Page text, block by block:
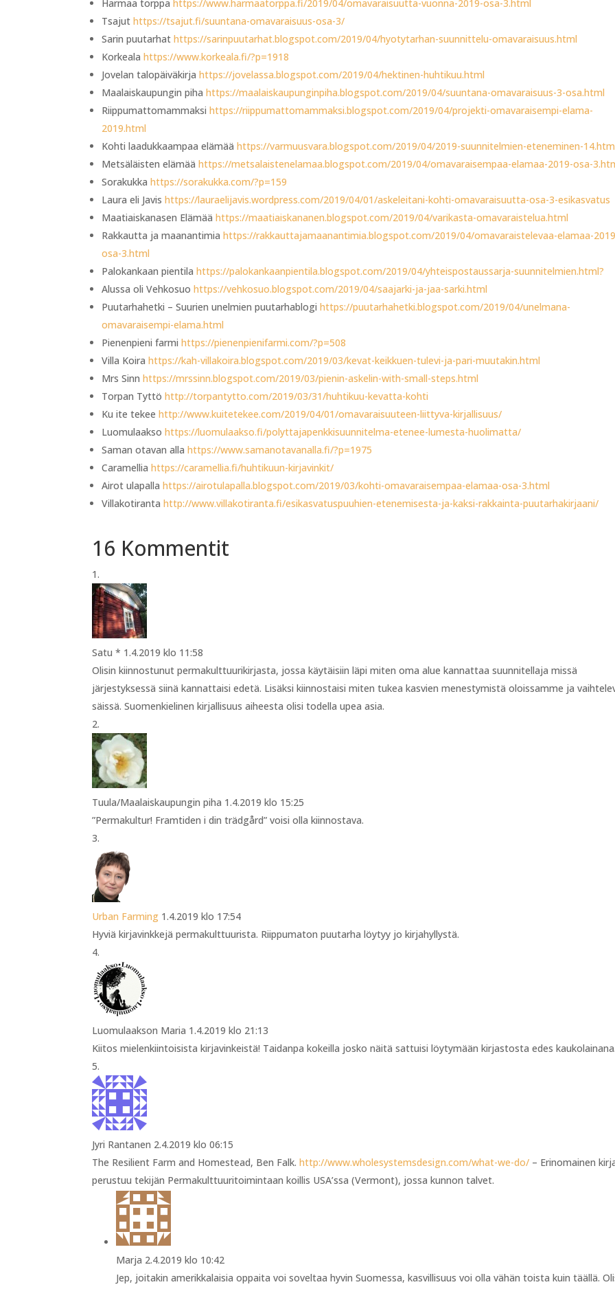
Harmaa torppahttps://www.harmaatorppa.fi/2019/04/omavaraisuutta-vuonna-2019-osa-3.html
Tsajuthttps://tsajut.fi/suuntana-omavaraisuus-osa-3/
Sarin puutarhathttps://sarinpuutarhat.blogspot.com/2019/04/hyotytarhan-suunnittelu-omavaraisuus.html
Korkealahttps://www.korkeala.fi/?p=1918
Jovelan talopäiväkirjahttps://jovelassa.blogspot.com/2019/04/hektinen-huhtikuu.html
Maalaiskaupungin pihahttps://maalaiskaupunginpiha.blogspot.com/2019/04/suuntana-omavaraisuus-3-osa.html
Riippumattomammaksihttps://riippumattomammaksi.blogspot.com/2019/04/projekti-omavaraisempi-elama-
2019.html
Kohti laadukkaampaa elämäähttps://varmuusvara.blogspot.com/2019/04/2019-suunnitelmien-eteneminen-
Metsäläisten elämäähttps://metsalaistenelamaa.blogspot.com/2019/04/omavaraisempaa-elamaa-2019-osa-
Sorakukkahttps://sorakukka.com/?p=159
Laura eli Javishttps://lauraelijavis.wordpress.com/2019/04/01/askeleitani-kohti-omavaraisuutta-osa-3-esikasvatus
Maatiaiskanasen Elämäähttps://maatiaiskananen.blogspot.com/2019/04/varikasta-omavaraistelua.html
Rakkautta ja maanantimiahttps://rakkauttajamaanantimia.blogspot.com/2019/04/omavaraistelevaa-elamaa-
osa-3.html
Palokankaan pientilahttps://palokankaanpientila.blogspot.com/2019/04/yhteispostaussarja-suunnitelmien.html?
Alussa oli Vehkosuohttps://vehkosuo.blogspot.com/2019/04/saajarki-ja-jaa-sarki.html
Puutarhahetki – Suurien unelmien puutarhablogihttps://puutarhahetki.blogspot.com/2019/04/unelmana-
omavaraisempi-elama.html
Pienenpieni farmihttps://pienenpienifarmi.com/?p=508
Villa Koirahttps://kah-villakoira.blogspot.com/2019/03/kevat-keikkuen-tulevi-ja-pari-muutakin.html
Mrs Sinnhttps://mrssinn.blogspot.com/2019/03/pienin-askelin-with-small-steps.html
Torpan Tyttöhttp://torpantytto.com/2019/03/31/huhtikuu-kevatta-kohti
Ku ite tekeehttp://www.kuitetekee.com/2019/04/01/omavaraisuuteen-liittyva-kirjallisuus/
Luomulaaksohttps://luomulaakso.fi/polyttajapenkkisuunnitelma-etenee-lumesta-huolimatta/
Saman otavan allahttps://www.samanotavanalla.fi/?p=1975
Caramelliahttps://caramellia.fi/huhtikuun-kirjavinkit/
Airot ulapallahttps://airotulapalla.blogspot.com/2019/03/kohti-omavaraisempaa-elamaa-osa-3.html
Villakotiranta http://www.villakotiranta.fi/esikasvatuspuuhien-etenemisesta-ja-kaksi-rakkainta-puutarhakirjaani/
16 Kommentit
Satu * 1.4.2019 klo 11:58
Olisin kiinnostunut permakulttuurikirjasta, jossa käytäisiin läpi miten oma alue kannattaa suunnitellaja missä
järjestyksessä siinä kannattaisi edetä. Lisäksi kiinnostaisi miten tukea kasvien menestymistä oloissamme ja
säissä. Suomenkielinen kirjallisuus aiheesta olisi todella upea asia.
Tuula/Maalaiskaupungin piha 1.4.2019 klo 15:25
”Permakultur! Framtiden i din trädgård” voisi olla kiinnostava.
Urban Farming 1.4.2019 klo 17:54
Hyviä kirjavinkkejä permakulttuurista. Riippumaton puutarha löytyy jo kirjahyllystä.
Luomulaakson Maria 1.4.2019 klo 21:13
Kiitos mielenkiintoisista kirjavinkeistä! Taidanpa kokeilla josko näitä sattuisi löytymään kirjastosta edes kaukolainana.
Jyri Rantanen 2.4.2019 klo 06:15
The Resilient Farm and Homestead, Ben Falk.http://www.wholesystemsdesign.com/what-we-do/ – Erinomainen
perustuu tekijän Permakulttuuritoimintaan koillis USA’ssa (Vermont), jossa kunnon talvet.
Marja 2.4.2019 klo 10:42
Jep, joitakin amerikkalaisia oppaita voi soveltaa hyvin Suomessa, kasvillisuus voi olla vähän toista kuin täällä.